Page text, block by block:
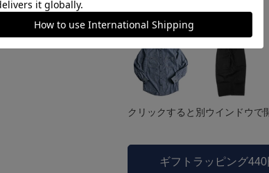
モデル着用他アイテム
クリックすると別ウインドウで
ギフトラッピング